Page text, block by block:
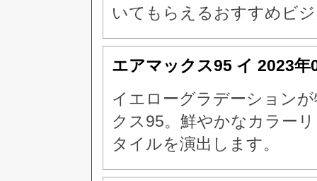
いてもらえるおすすめビ
エアマックス95 イ 2023年
イエローグラデーション
クス95。鮮やかなカラー
タイルを演出します。